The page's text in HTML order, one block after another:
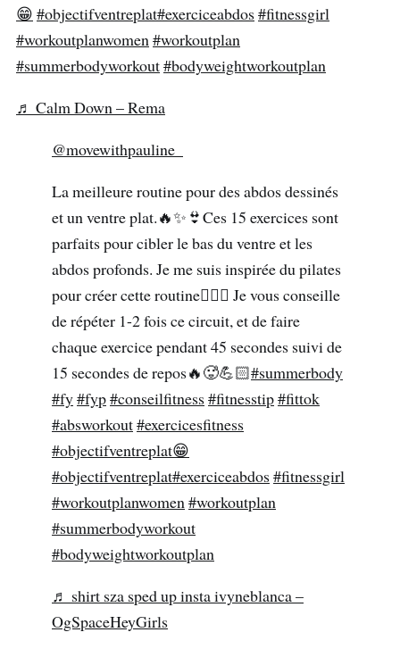
😁 #objectifventreplat#exerciceabdos#fitnessgirl
#workoutplanwomen#workoutplan
#summerbodyworkout#bodyweightworkoutplan
♬ Calm Down – Rema
@movewithpauline_
La meilleure routine pour des abdos dessinés
et un ventre plat.🔥✨👙Ces 15 exercices sont
parfaits pour cibler le bas du ventre et les
abdos profonds. Je me suis inspirée du pilates
pour créer cette routine🧘🏼‍♀️ Je vous conseille
de répéter 1-2 fois ce circuit, et de faire
chaque exercice pendant 45 secondes suivi de
15 secondes de repos🔥🥵💪🏻#summerbody
#fy#fyp#conseilfitness#fitnesstip#fittok
#absworkout#exercicesfitness
#objectifventreplat😁
#objectifventreplat#exerciceabdos#fitnessgirl
#workoutplanwomen#workoutplan
#summerbodyworkout
#bodyweightworkoutplan
♬ shirt sza sped up insta ivyneblanca –
OgSpaceHeyGirls